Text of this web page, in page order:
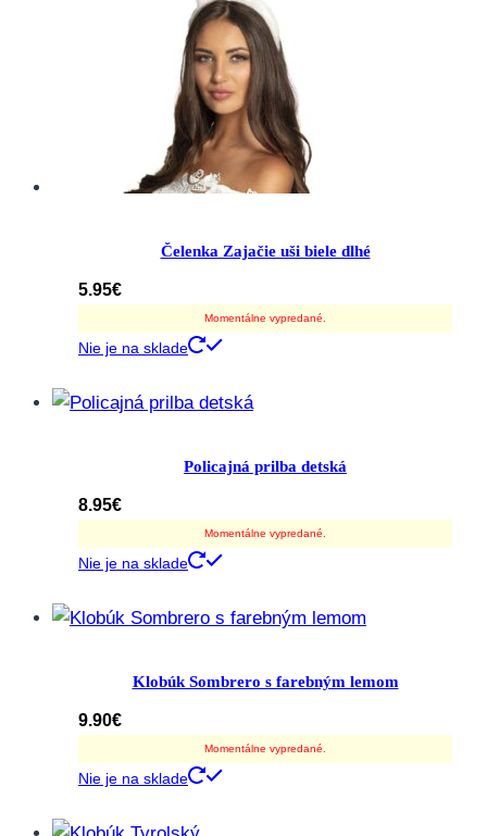
Čelenka Zajačie uši biele dlhé
5.95€
Momentálne vypredané.
Nie je na sklade
Policajná prilba detská
8.95€
Momentálne vypredané.
Nie je na sklade
Klobúk Sombrero s farebným lemom
9.90€
Momentálne vypredané.
Nie je na sklade